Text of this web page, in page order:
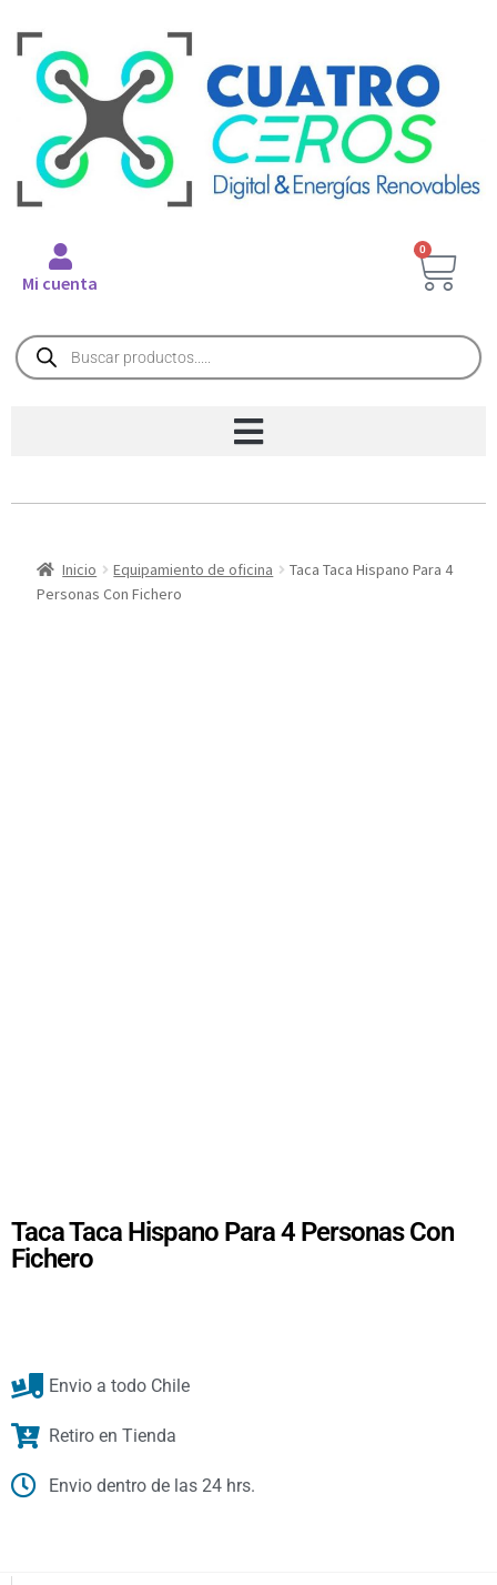
Mi cuenta
0
Inicio Equipamiento de oficina
Taca Taca Hispano Para 4
Personas Con Fichero
Taca Taca Hispano Para 4 Personas Con
Fichero
Envio a todo Chile
Retiro en Tienda
Envio dentro de las 24 hrs.